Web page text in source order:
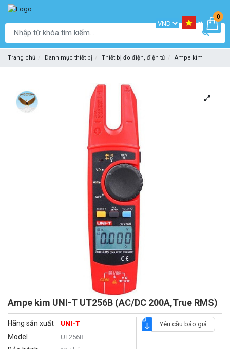
0
Trang chủ Danh mục thiết bị Thiết bị đo điện, điện tử Ampe kìm
Ampe kìm UNI-T UT256B (AC/DC 200A,True RMS)
Hãng sản xuất UNI-T
Model UT256B
Yêu cầu báo giá